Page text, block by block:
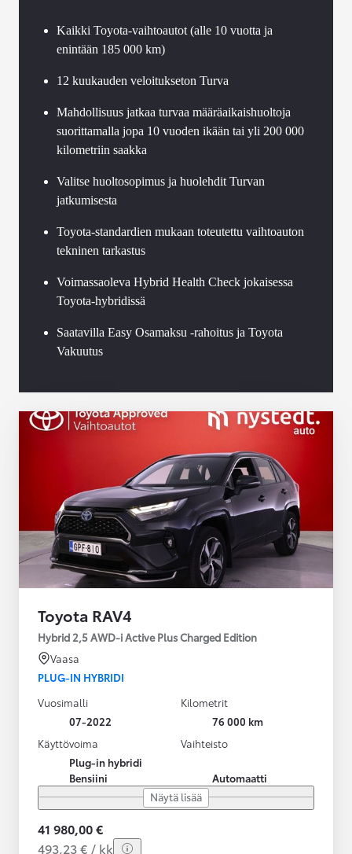
Kaikki Toyota-vaihtoautot (alle 10 vuotta ja
enintään 185 000 km)
12 kuukauden veloitukseton Turva
Mahdollisuus jatkaa turvaa määräaikaishuoltoja
suorittamalla jopa 10 vuoden ikään tai yli 200 000
kilometriin saakka
Valitse huoltosopimus ja huolehdit Turvan
jatkumisesta
Toyota-standardien mukaan toteutettu vaihtoauton
tekninen tarkastus
Voimassaoleva Hybrid Health Check jokaisessa
Toyota-hybridissä
Saatavilla Easy Osamaksu -rahoitus ja Toyota
Vakuutus
Toyota RAV4
Hybrid 2,5 AWD-i Active Plus Charged Edition
Vaasa
PLUG-IN HYBRIDI
Vuosimalli
07-2022
Kilometrit
76 000 km
Käyttövoima
Plug-in hybridi
Bensiini
Vaihteisto
Automaatti
Näytä lisää
41 980,00 €
493,23 € / kk